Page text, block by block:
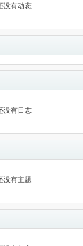
没有动态
没有日志
没有主题